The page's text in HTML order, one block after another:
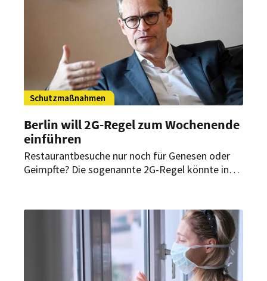
Schutzmaßnahmen
Berlin will 2G-Regel zum Wochenende
einführen
Restaurantbesuche nur noch für Genesen oder
Geimpfte? Die sogenannte 2G-Regel könnte in